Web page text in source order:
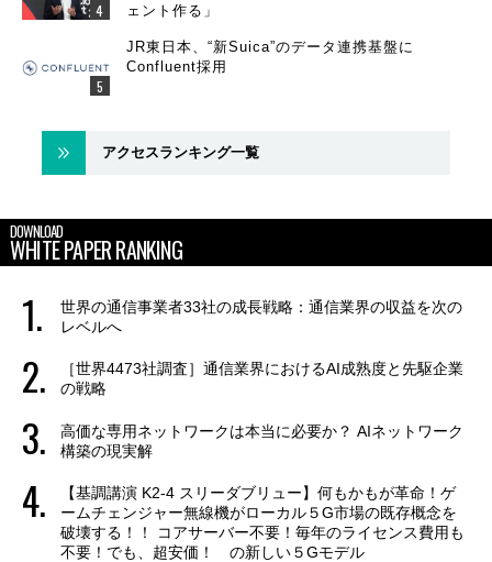
ェント作る」
JR東日本、“新Suica”のデータ連携基盤に
Confluent採用
アクセスランキング一覧
DOWNLOAD
WHITE PAPER RANKING
世界の通信事業者33社の成長戦略：通信業界の収益を次の
レベルへ
［世界4473社調査］通信業界におけるAI成熟度と先駆企業
の戦略
高価な専用ネットワークは本当に必要か？ AIネットワーク
構築の現実解
【基調講演 K2-4 スリーダブリュー】何もかもが革命！ゲ
ームチェンジャー無線機がローカル５G市場の既存概念を
破壊する！！ コアサーバー不要！毎年のライセンス費用も
不要！でも、超安価！ の新しい５Gモデル